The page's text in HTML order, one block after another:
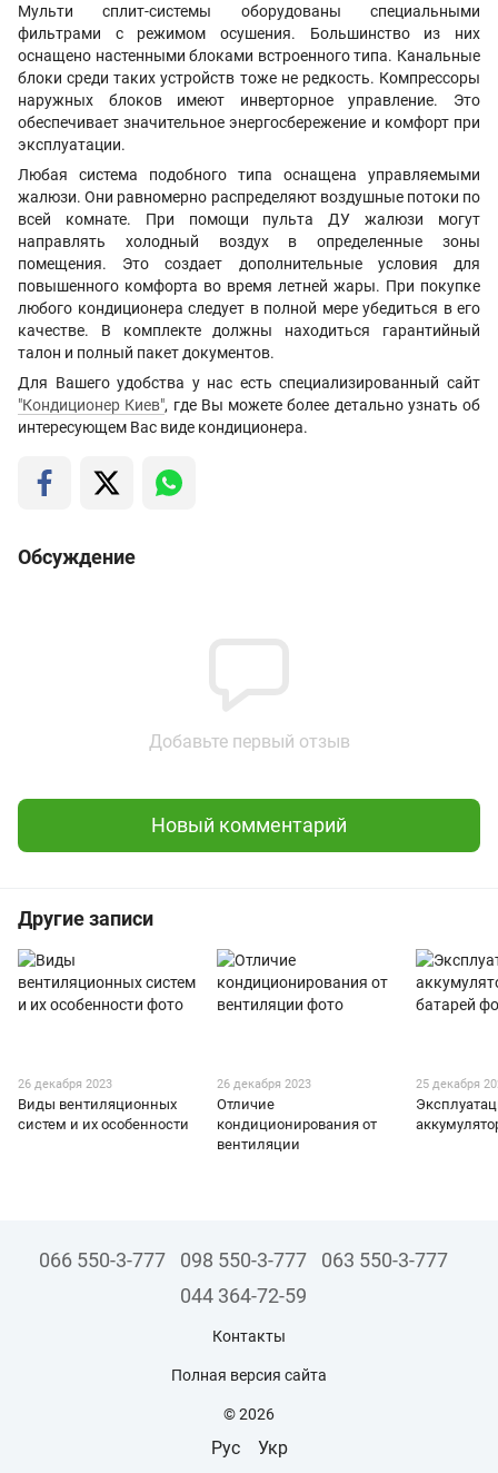
Мульти сплит-системы оборудованы специальными
фильтрами с режимом осушения. Большинство из них
оснащено настенными блоками встроенного типа. Канальные
блоки среди таких устройств тоже не редкость. Компрессоры
наружных блоков имеют инверторное управление. Это
обеспечивает значительное энергосбережение и комфорт при
эксплуатации.
Любая система подобного типа оснащена управляемыми
жалюзи. Они равномерно распределяют воздушные потоки по
всей комнате. При помощи пульта ДУ жалюзи могут
направлять холодный воздух в определенные зоны
помещения. Это создает дополнительные условия для
повышенного комфорта во время летней жары. При покупке
любого кондиционера следует в полной мере убедиться в его
качестве. В комплекте должны находиться гарантийный
талон и полный пакет документов.
Для Вашего удобства у нас есть специализированный сайт
"Кондиционер Киев", где Вы можете более детально узнать об
интересующем Вас виде кондиционера.
Обсуждение
Добавьте первый отзыв
Новый комментарий
Другие записи
26 декабря 2023
Виды вентиляционных
систем и их особенности
26 декабря 2023
Отличие
кондиционирования от
вентиляции
25 декабря
066 550-3-777 098 550-3-777
063 550-3-777
044 364-72-59
Контакты
Полная версия сайта
© 2026
Рус Укр